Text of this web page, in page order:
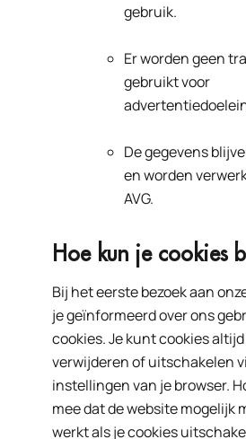
gebruik.
Er worden geen
gebruikt voor
De gegevens
en worden
AVG.
Hoe kun je cookies
Bij het eerste bezoek aan
je geïnformeerd over ons
cookies. Je kunt cookies
verwijderen of uitschakelen
instellingen van je browser.
mee dat de website mogelijk
werkt als je cookies